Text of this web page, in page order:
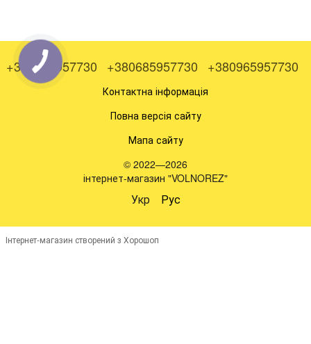
+380505957730 +380685957730 +380965957730
Контактна інформація
Повна версія сайту
Мапа сайту
© 2022—2026
інтернет-магазин "VOLNOREZ"
Укр Рус
Інтернет-магазин створений з Хорошоп